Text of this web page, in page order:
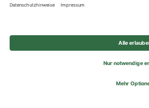
© 2026 REWE Group -